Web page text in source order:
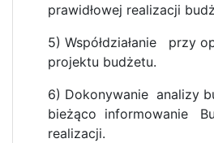
prawidłowej realizacji
5) Współdziałanie przy
projektu budżetu.
6) Dokonywanie analizy
bieżąco informowanie
realizacji.